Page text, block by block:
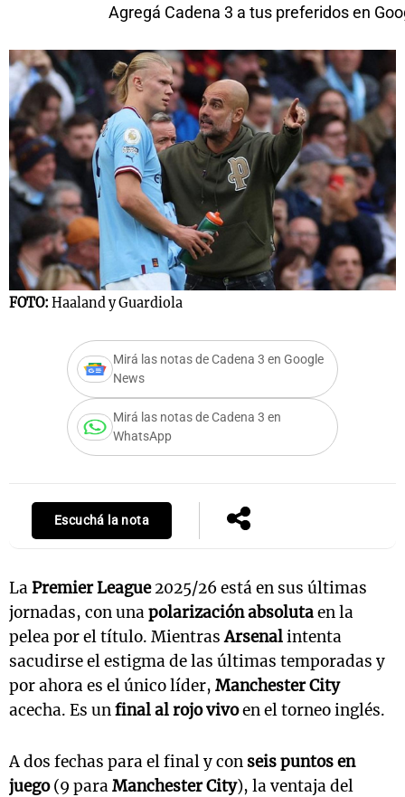
Agregá Cadena 3 a tus preferidos en
FOTO: Haaland y Guardiola
Mirá las notas de Cadena 3 en Google
News
Mirá las notas de Cadena 3 en
WhatsApp
Escuchá la nota
LaPremier League2025/26 está en sus últimas
jornadas, con unapolarización absolutaen la
pelea por el título. MientrasArsenalintenta
sacudirse el estigma de las últimas temporadas y
por ahora es el único líder, Manchester City
acecha. Es unfinal al rojo vivoen el torneo inglés.
A dos fechas para el final y con seis puntos en
juego(9 paraManchester City), la ventaja del